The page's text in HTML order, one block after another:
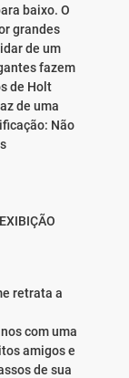
baixo. O
grandes
de um
fazem
de Holt
de uma
Não
retrata a
com uma
amigos e
de sua